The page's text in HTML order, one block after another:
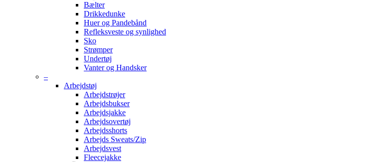
Bælter
Drikkedunke
Huer og Pandebånd
Refleksveste og synlighed
Sko
Strømper
Undertøj
Vanter og Handsker
–
Arbejdstøj
Arbejdstrøjer
Arbejdsbukser
Arbejdsjakke
Arbejdsovertøj
Arbejdsshorts
Arbejds Sweats/Zip
Arbejdsvest
Fleecejakke